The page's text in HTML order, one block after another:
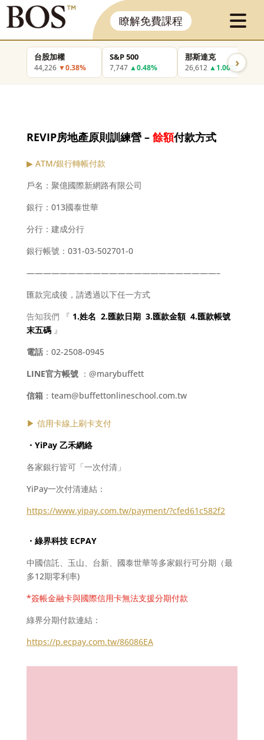
瞭解免費課程
台股加權
44,226 ▼0.38%
S&P 500
7,747 ▲0.48%
那斯達克
26,612 ▲1.00%›
REVIP房地產原則訓練營– 餘額付款方式
▶ ATM/銀行轉帳付款
戶名：聚億國際新網路有限公司
銀行：013國泰世華
分行：建成分行
銀行帳號：031-03-502701-0
———————————————————————–
匯款完成後，請透過以下任一方式
告知我們 『 1.姓名 2.匯款日期 3.匯款金額 4.匯款帳號
末五碼』
電話：02-2508-0945
LINE官方帳號：@marybuffett
信箱：team@buffettonlineschool.com.tw
▶ 信用卡線上刷卡支付
・YiPay 乙禾網絡
各家銀行皆可「一次付清」
YiPay一次付清連結：
https://www.yipay.com.tw/payment/?cfed61c582f2
・綠界科技 ECPAY
中國信託、玉山、台新、國泰世華等多家銀行可分期（最
多12期零利率)
*簽帳金融卡與國際信用卡無法支援分期付款
綠界分期付款連結：
https://p.ecpay.com.tw/86086EA